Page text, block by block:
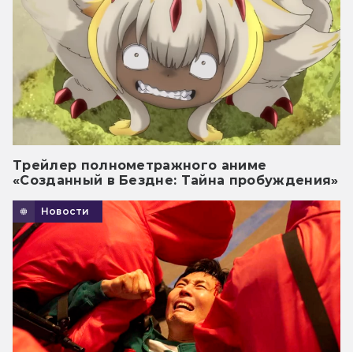
Трейлер полнометражного аниме
«Созданный в Бездне: Тайна пробуждения»
Новости